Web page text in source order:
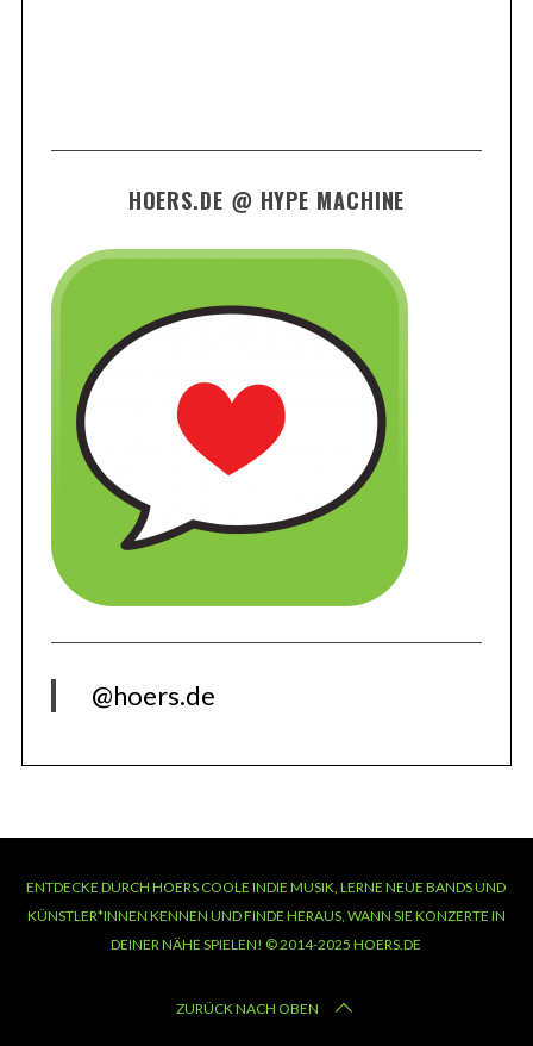
HOERS.DE @ HYPE MACHINE
@hoers.de
ENTDECKE DURCH HOERS COOLE INDIE MUSIK, LERNE NEUE BANDS UND
KÜNSTLER*INNEN KENNEN UND FINDE HERAUS, WANN SIE KONZERTE IN
DEINER NÄHE SPIELEN! © 2014-2025 HOERS.DE
ZURÜCK NACH OBEN